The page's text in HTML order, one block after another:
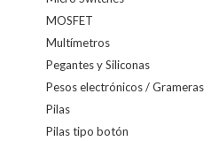
MOSFET
Multímetros
Pegantes y Siliconas
Pesos electrónicos / Grameras
Pilas
Pilas tipo botón